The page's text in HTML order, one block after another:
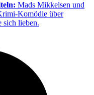
Mads Mikkelsen und
Komödie über
sich lieben.